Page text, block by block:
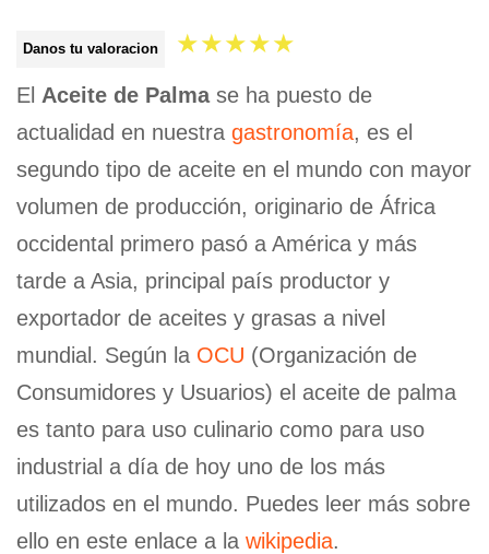
Danos tu valoracion ★★★★★
El Aceite de Palmase ha puesto de
actualidad en nuestra gastronomía, es el
segundo tipo de aceite en el mundo con mayor
volumen de producción, originario de África
occidental primero pasó a América y más
tarde a Asia, principal país productor y
exportador de aceites y grasas a nivel
mundial. Según la OCU (Organización de
Consumidores y Usuarios) el aceite de palma
es tanto para uso culinario como para uso
industrial a día de hoy uno de los más
utilizados en el mundo. Puedes leer más sobre
ello en este enlace a la wikipedia.